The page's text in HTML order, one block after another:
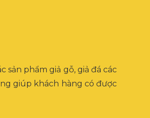
sản phẩm giả gỗ, giả đá các
giúp khách hàng có được